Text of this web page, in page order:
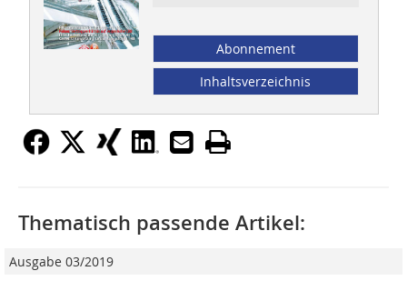
Abonnement
Inhaltsverzeichnis
Thematisch passende Artikel:
Ausgabe 03/2019